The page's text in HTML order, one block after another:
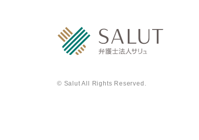
© Salut All Rights Reserved.